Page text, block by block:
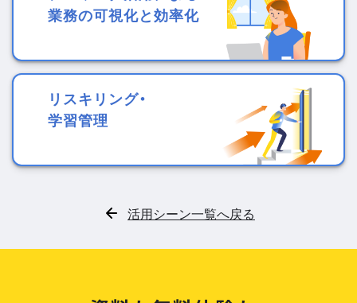
業務の可視化と効率化
リスキリング・
学習管理
活用シーン一覧へ戻る